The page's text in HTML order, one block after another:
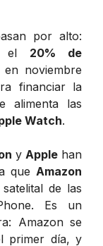
por alto:
el 20% de
en noviembre
financiar la
alimenta las
Watch.
y Applehan
que Amazon
de las
Es un
Amazon se
primer día, y